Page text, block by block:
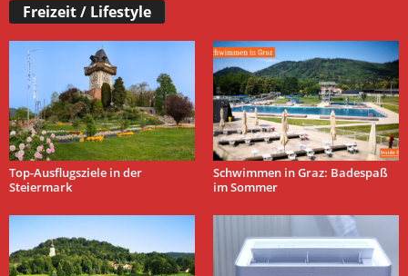
Freizeit / Lifestyle
Top-Ausflugsziele in der
Steiermark
Schwimmen in Graz: Badespaß
im Sommer